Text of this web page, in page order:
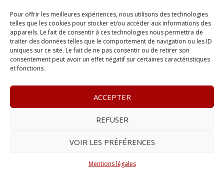
Pour offrir les meilleures expériences, nous utilisons des technologies
telles que les cookies pour stocker et/ou accéder aux informations des
appareils. Le fait de consentir à ces technologies nous permettra de
traiter des données telles que le comportement de navigation ou les ID
uniques sur ce site. Le fait de ne pas consentir ou de retirer son
consentement peut avoir un effet négatif sur certaines caractéristiques
et fonctions.
ACCEPTER
REFUSER
VOIR LES PRÉFÉRENCES
Mentions légales
– www.lapostille.fr –
– E-mail :contact@lapostille.fr–
Réalisé avec ❤ par l’Agence 4gency